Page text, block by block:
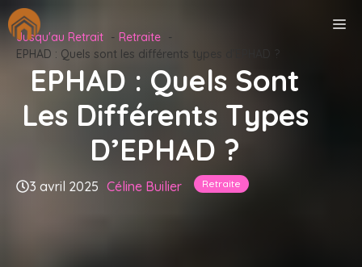
Aller
au
contenu
Jusqu'au Retrait
Retraite
EPHAD : Quels sont les différents types d’EPHAD ?
EPHAD : Quels Sont
Les Différents Types
D’EPHAD ?
3 avril 2025 Céline Builier Retraite